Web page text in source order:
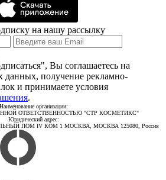
на нашу рассылку
Вы соглашаетесь на
данных, получение рекламно-
и принимаете условия
.
Наименование организации:
ОТВЕТСТВЕННОСТЬЮ "СТР КОСМЕТИКС"
Юридический адрес:
ПОМ IV КОМ 1 МОСКВА, МОСКВА 125080, Россия